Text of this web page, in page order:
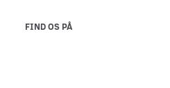
FIND OS PÅ